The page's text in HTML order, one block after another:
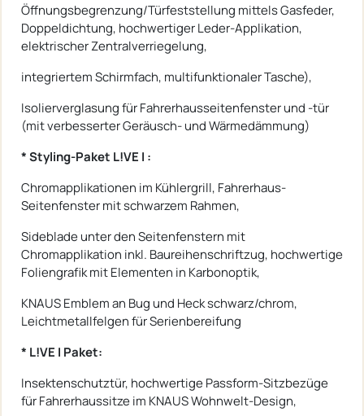
Öffnungsbegrenzung/Türfeststellung mittels Gasfeder,
Doppeldichtung, hochwertiger Leder-Applikation,
elektrischer Zentralverriegelung,
integriertem Schirmfach, multifunktionaler Tasche),
Isolierverglasung für Fahrerhausseitenfenster und -tür
(mit verbesserter Geräusch- und Wärmedämmung)
* Styling-Paket L!VE I :
Chromapplikationen im Kühlergrill, Fahrerhaus-
Seitenfenster mit schwarzem Rahmen,
Sideblade unter den Seitenfenstern mit
Chromapplikation inkl. Baureihenschriftzug, hochwertige
Foliengrafik mit Elementen in Karbonoptik,
KNAUS Emblem an Bug und Heck schwarz/chrom,
Leichtmetallfelgen für Serienbereifung
* L!VE I Paket:
Insektenschutztür, hochwertige Passform-Sitzbezüge
für Fahrerhaussitze im KNAUS Wohnwelt-Design,